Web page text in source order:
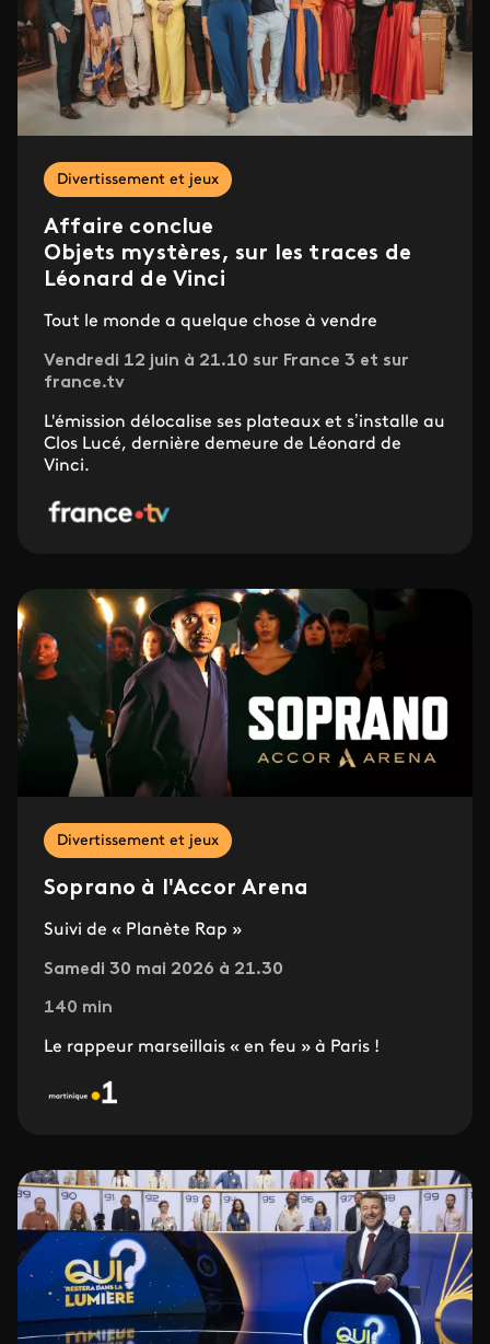
Divertissement et jeux
Affaire conclue
Objets mystères, sur les traces de
Léonard de Vinci
Tout le monde a quelque chose à vendre
Vendredi 12 juin à 21.10 sur France 3 et sur
france.tv
L'émission délocalise ses plateaux et s’installe au
Clos Lucé, dernière demeure de Léonard de
Vinci.
Divertissement et jeux
Soprano à l'Accor Arena
Suivi de « Planète Rap »
Samedi 30 mai 2026 à 21.30
140 min
Le rappeur marseillais « en feu » à Paris !